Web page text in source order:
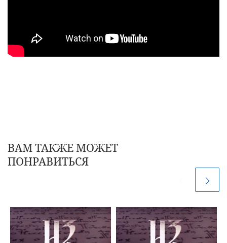
ВАМ ТАКЖЕ МОЖЕТ
ПОНРАВИТЬСЯ